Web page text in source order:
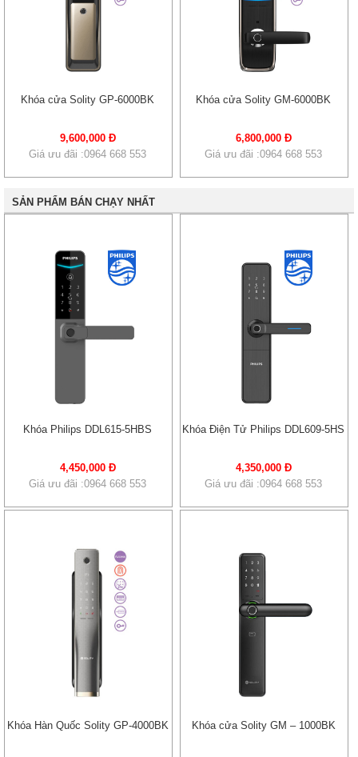
Khóa cửa Solity GP-6000BK
9,600,000 Đ
Giá ưu đãi :0964 668 553
Khóa cửa Solity GM-6000BK
6,800,000 Đ
Giá ưu đãi :0964 668 553
SẢN PHẨM BÁN CHẠY NHẤT
Khóa Philips DDL615-5HBS
4,450,000 Đ
Giá ưu đãi :0964 668 553
Khóa Điện Tử Philips DDL609-5HS
4,350,000 Đ
Giá ưu đãi :0964 668 553
Khóa Hàn Quốc Solity GP-4000BK Khóa cửa Solity GM – 1000BK